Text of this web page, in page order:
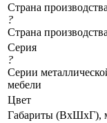
Страна производства
?
Страна производства
Серия
?
Серии
мебели
Цвет
Габариты (ВхШхГ),